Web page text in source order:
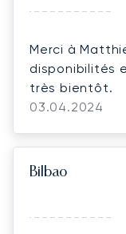
Merci à
disponibilités
très bientôt.
03.04.2024
Bilbao